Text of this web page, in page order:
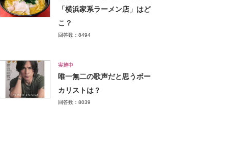
「横浜家系ラーメン店」はど
こ？
回答数：8494
実施中
唯一無二の歌声だと思うボー
カリストは？
回答数：8039